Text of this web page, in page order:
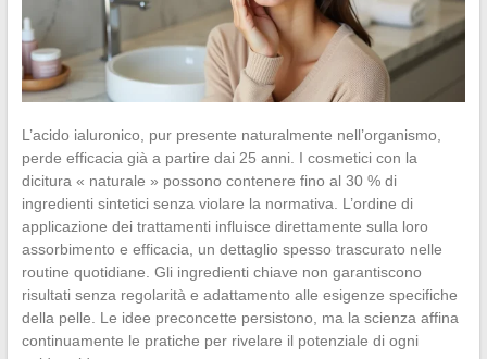
L’acido ialuronico, pur presente naturalmente nell’organismo,
perde efficacia già a partire dai 25 anni. I cosmetici con la
dicitura « naturale » possono contenere fino al 30 % di
ingredienti sintetici senza violare la normativa. L’ordine di
applicazione dei trattamenti influisce direttamente sulla loro
assorbimento e efficacia, un dettaglio spesso trascurato nelle
routine quotidiane. Gli ingredienti chiave non garantiscono
risultati senza regolarità e adattamento alle esigenze specifiche
della pelle. Le idee preconcette persistono, ma la scienza affina
continuamente le pratiche per rivelare il potenziale di ogni